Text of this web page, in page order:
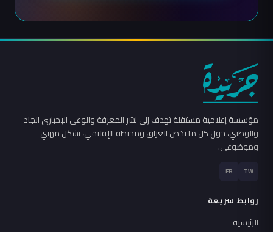
مؤسسة إعلامية مستقلة تهدف إلى نشر المعرفة والوعي الإخباري الجاد
والوطني، حول كل ما يخص العراق ومحيطه الإقليمي، بشكل مهني
وموضوعي.
TW
FB
روابط سريعة
الرئيسية